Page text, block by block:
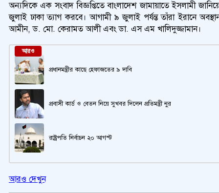
অন্যদিকে এক সংবাদ বিজ্ঞপ্তিতে বাংলাদেশ জামায়াতে ইসলামী
জুলাই ঢাকা ত্যাগ করবে। আগামী ৯ জুলাই পর্যন্ত তাঁরা ইরানে
আমীন, ড. মো. কেরামত আলী এবং ডা. এস এম খালিদুজ্জামান।
আরও
প্রধানমন্ত্রীর কাছে হেফাজতের ৯ দাবি
প্রবাসী কার্ড ও বেতন নিয়ে সুখবর দিলেন প্রতিমন্ত্রী নুর
রাষ্ট্রপতি নির্বাচন ২০ আগস্ট
আরও দেখুন